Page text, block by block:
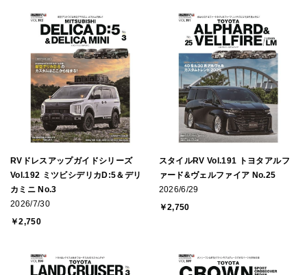
RVドレスアップガイドシリーズ
Vol.192 ミツビシデリカD:5＆デリ
カミニ No.3
2026/7/30
￥2,750
スタイルRV Vol.191 トヨタアルフ
ァード&ヴェルファイア No.25
2026/6/29
￥2,750